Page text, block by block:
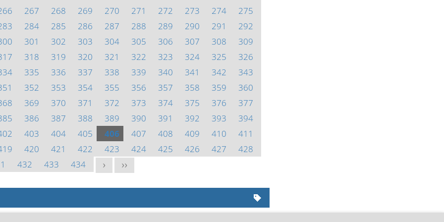
267 268 269 270 271 272 273 274
275
284 285 286 287 288 289 290 291
292
301 302 303 304 305 306 307 308
309
318 319 320 321 322 323 324 325
326
335 336 337 338 339 340 341 342
343
352 353 354 355 356 357 358 359
360
369 370 371 372 373 374 375 376
377
386 387 388 389 390 391 392 393
394
403 404 405 406 407 408 409 410
411
420 421 422 423 424 425 426 427
428
432 433 434 > >>